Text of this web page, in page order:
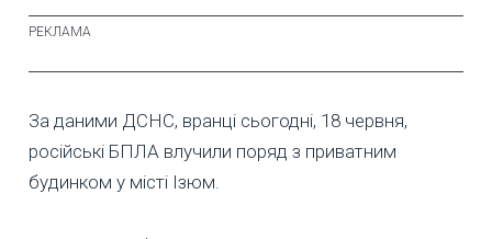
За даними ДСНС, вранці сьогодні, 18 червня,
російські БПЛА влучили поряд з приватним
будинком у місті Ізюм.